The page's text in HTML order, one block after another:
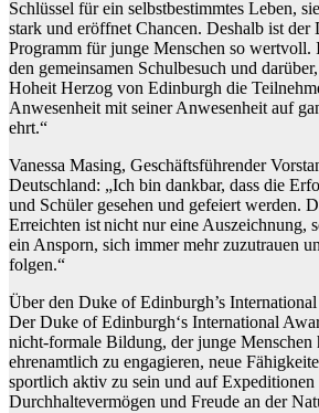
Schlüssel für ein selbstbestimmtes Leben,
stark und eröffnet Chancen. Deshalb ist
Programm für junge Menschen so wertvoll.
den gemeinsamen Schulbesuch und
Hoheit Herzog von Edinburgh die
Anwesenheit mit seiner Anwesenheit auf
ehrt.“
Vanessa Masing, Geschäftsführender
Deutschland: „Ich bin dankbar, dass die
und Schüler gesehen und gefeiert werden.
Erreichten ist nicht nur eine Auszeichnung,
ein Ansporn, sich immer mehr zuzutrauen
folgen.“
Über den Duke of Edinburgh’s
Der Duke of Edinburgh‘s International
nicht-formale Bildung, der junge Menschen
ehrenamtlich zu engagieren, neue
sportlich aktiv zu sein und auf Expeditionen
Durchhaltevermögen und Freude an der